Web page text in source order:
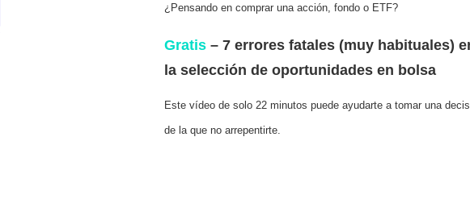
¿Pensando en comprar una acción, fondo o ETF?
Gratis– 7 errores fatales (muy habituales)
la selección de oportunidades en bolsa
Este vídeo de solo 22 minutos puede ayudarte a tomar una
de la que no arrepentirte.